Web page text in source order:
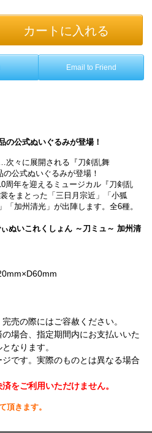
カートに入れる
Email to Friend
の公式ぬいぐるみが登場！
々に展開される『刀剣乱舞
公式ぬいぐるみが登場！
周年を迎えるミュージカル『刀剣乱
をまとった「三日月宗近」「小狐
「加州清光」が出陣します。全6種。
ぬいこれくしょん ～刀ミュ～ 加州清
売の際にはご容赦ください。
の場合、指定期間内にお支払いいた
なります。
ジです。実際のものとは異なる場合
をご利用いただけません。
頂きます。